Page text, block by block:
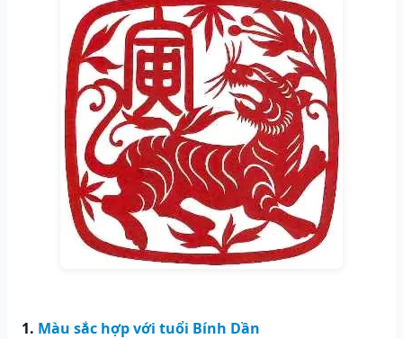
1. Màu sắc hợp với tuổi Bính Dần